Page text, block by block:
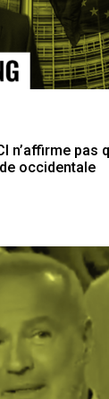
n’affirme pas
occidentale